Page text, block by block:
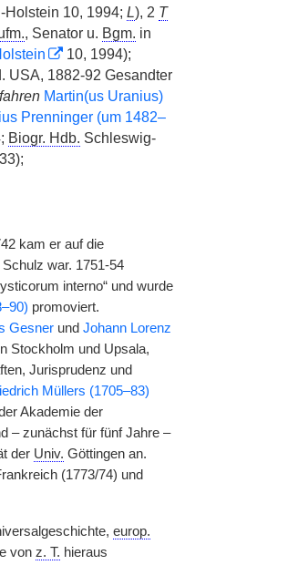
Holstein 10, 1994; L), 2 T
, Senator u. Bgm. in
10, 1994);
USA, 1882-92 Gesandter
Martin(us Uranius)
Prenninger (um 1482–
Biogr. Hdb. Schleswig-
kam er auf die
war. 1751-54
interno“ und wurde
promoviert.
Gesnerund Johann Lorenz
Stockholm und Upsala,
Jurisprudenz und
Müllers (1705–83)
Akademie der
– zunächst für fünf Jahre –
der Univ. Göttingen an.
(1773/74) und
europ.
von z. T. hieraus